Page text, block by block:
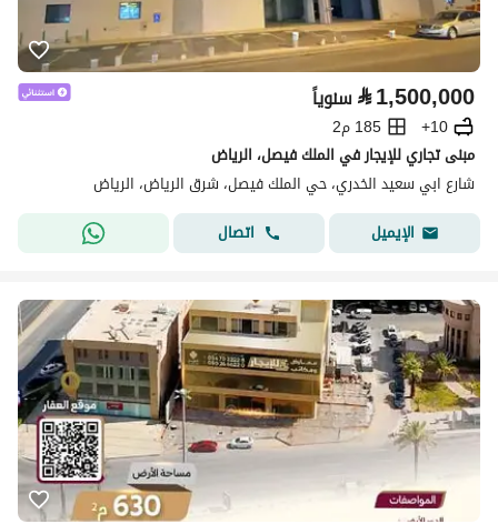
⃁1,500,000 سنوياً
10+
185 م2
مبنى تجاري للإيجار في الملك فيصل، الرياض
شارع ابي سعيد الخدري، حي الملك فيصل، شرق الرياض، الرياض
الإيميل
اتصال